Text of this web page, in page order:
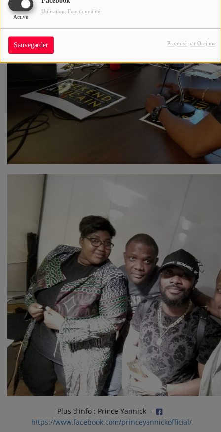
Activé
Utilisation: Fonctionnalité
Sauvegarder Propulsé par Orejime
Plus d'info : Prince Yannick -
https://www.facebook.com/princeyannickofficial/